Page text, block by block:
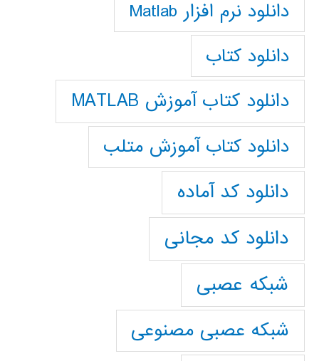
دانلود نرم افزار Matlab
دانلود کتاب
دانلود کتاب آموزش MATLAB
دانلود کتاب آموزش متلب
دانلود کد آماده
دانلود کد مجانی
شبکه عصبی
شبکه عصبی مصنوعی